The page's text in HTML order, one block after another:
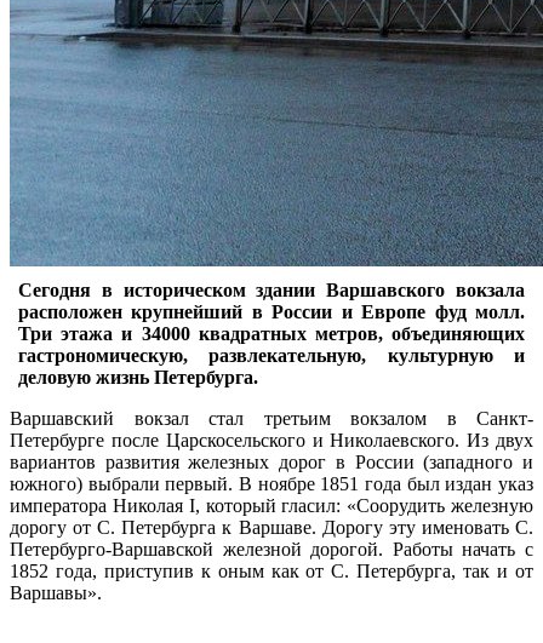
Сегодня в историческом здании Варшавского вокзала
расположен крупнейший в России и Европе фуд молл.
Три этажа и 34000 квадратных метров, объединяющих
гастрономическую, развлекательную, культурную и
деловую жизнь Петербурга.
Варшавский вокзал стал третьим вокзалом в Санкт-
Петербурге после Царскосельского и Николаевского. Из двух
вариантов развития железных дорог в России (западного и
южного) выбрали первый. В ноябре 1851 года был издан указ
императора Николая I, который гласил: «Соорудить железную
дорогу от С. Петербурга к Варшаве. Дорогу эту именовать С.
Петербурго-Варшавской железной дорогой. Работы начать с
1852 года, приступив к оным как от С. Петербурга, так и от
Варшавы».